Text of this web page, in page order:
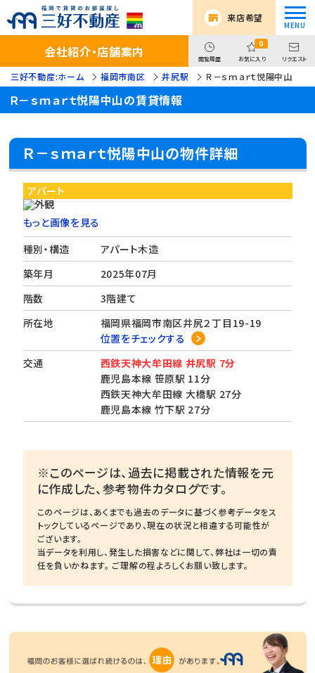
来店希望
会社紹介・店舗案内 閲覧履歴
0
お気に入り リクエスト
三好不動産:ホーム 福岡市南区 井尻駅 Ｒ－ｓｍａｒｔ悦陽中山
Ｒ－ｓｍａｒｔ悦陽中山の賃貸情報
Ｒ－ｓｍａｒｔ悦陽中山の物件詳細
アパート
もっと画像を見る
種別・構造
アパート木造
築年月
2025年07月
階数
3階建て
所在地
福岡県福岡市南区井尻２丁目19-19
位置をチェックする
交通
西鉄天神大牟田線 井尻駅 7分
鹿児島本線 笹原駅 11分
西鉄天神大牟田線 大橋駅 27分
鹿児島本線 竹下駅 27分
※このページは、過去に掲載された情報を元
に作成した、参考物件カタログです。
このページは、あくまでも過去のデータに基づく参考データをス
トックしているページであり、現在の状況と相違する可能性が
ございます。
当データを利用し、発生した損害などに関して、弊社は一切の責
任を負いかねます。 ご理解の程よろしくお願い致します。